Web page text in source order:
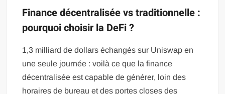
Finance décentralisée vs traditionnelle :
pourquoi choisir la DeFi ?
1,3 milliard de dollars échangés sur Uniswap en
une seule journée : voilà ce que la finance
décentralisée est capable de générer, loin des
horaires de bureau et des portes closes des